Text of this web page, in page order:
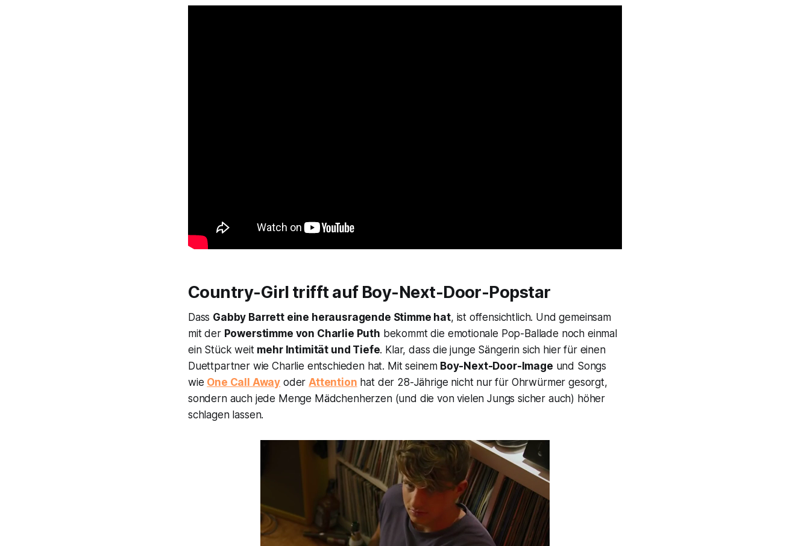
Country-Girl trifft auf Boy-Next-Door-Popstar
Dass Gabby Barrett eine herausragende Stimme hat, ist offensichtlich. Und gemeinsam
mit der Powerstimme von Charlie Puth bekommt die emotionale Pop-Ballade noch einmal
ein Stück weit mehr Intimität und Tiefe. Klar, dass die junge Sängerin sich hier für einen
Duettpartner wie Charlie entschieden hat. Mit seinem Boy-Next-Door-Image und Songs
wie One Call Away oder Attention hat der 28-Jährige nicht nur für Ohrwürmer gesorgt,
sondern auch jede Menge Mädchenherzen (und die von vielen Jungs sicher auch) höher
schlagen lassen.